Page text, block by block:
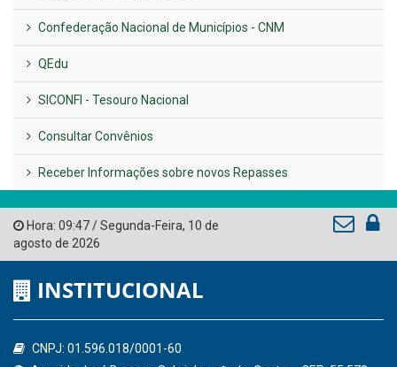
LINKS ÚTEIS
AMUPE
Governo de Pernambuco
Tribunal de Contas do Estado de Pernambuco
Ministério Público do Estado de Pernambuco
Controladoria-Geral da União
Confederação Nacional de Municípios - CNM
QEdu